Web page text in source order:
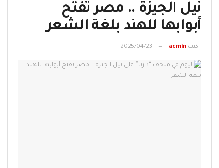
نيل الجيزة .. مصر تفتح
أبوابها للهند بلغة الشعر
كتب admin
2025/04/23